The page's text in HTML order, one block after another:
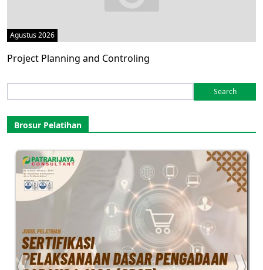
Agustus 2026
Project Planning and Controling
for:
Brosur Pelatihan